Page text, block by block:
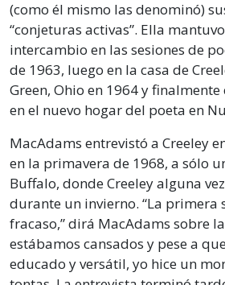
(como él mismo las denominó)
“conjeturas activas”. Ella
intercambio en las sesiones de
de 1963, luego en la casa de
Green, Ohio en 1964 y finalmente
en el nuevo hogar del poeta en
MacAdams entrevistó a Creeley
en la primavera de 1968, a sólo
Buffalo, donde Creeley alguna
durante un invierno. “La primera
fracaso,” dirá MacAdams sobre
estábamos cansados y pese a
educado y versátil, yo hice un